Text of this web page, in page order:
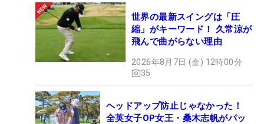
世界の最新スイングは「圧
縮」がキーワード！ 久常涼が
飛んで曲がらない理由
2026年8月7日 (金) 12時00分
35
ヘッドアップ防止じゃなかった！
全英女子OP女王・桑木志帆がパッ